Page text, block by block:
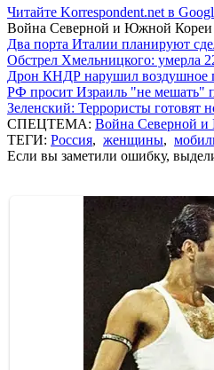
Читайте Korrespondent.net в
Война Северной и Южной Кореи
Два порта Италии планируют
Обстрел Хмельницкого: умерла
Дрон КНДР нарушил воздушное
РФ просит Израиль "не мешать"
Зеленский: Террористы готовят
СПЕЦТЕМА: Война Северной
ТЕГИ: Россия, женщины,
Если вы заметили ошибку,